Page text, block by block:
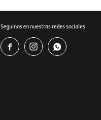
Seguinos en nuestras redes sociales
  